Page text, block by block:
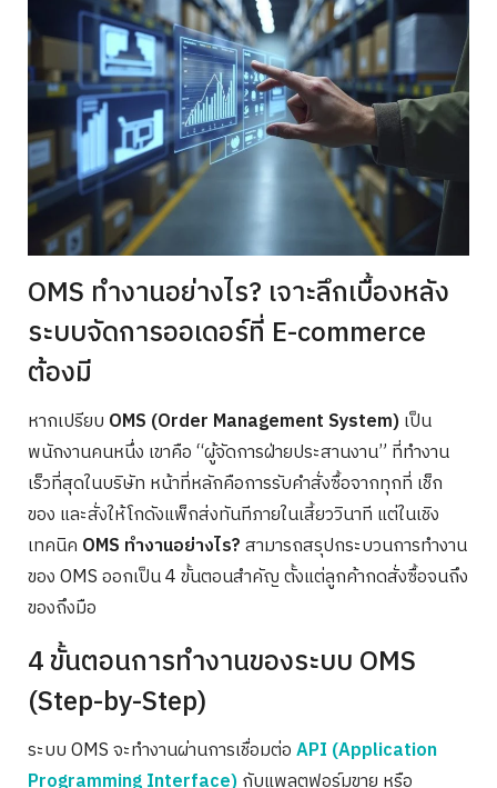
OMS ทำงานอย่างไร? เจาะลึกเบื้องหลัง
ระบบจัดการออเดอร์ที่ E-commerce
ต้องมี
หากเปรียบ OMS (Order Management System)เป็น
พนักงานคนหนึ่ง เขาคือ “ผู้จัดการฝ่ายประสานงาน” ที่ทำงาน
เร็วที่สุดในบริษัท หน้าที่หลักคือการรับคำสั่งซื้อจากทุกที่ เช็ก
ของ และสั่งให้โกดังแพ็กส่งทันทีภายในเสี้ยววินาที แต่ในเชิง
เทคนิค OMS ทำงานอย่างไร?สามารถสรุปกระบวนการทำงาน
ของ OMS ออกเป็น 4 ขั้นตอนสำคัญ ตั้งแต่ลูกค้ากดสั่งซื้อจนถึง
ของถึงมือ
4 ขั้นตอนการทำงานของระบบ OMS
(Step-by-Step)
ระบบ OMS จะทำงานผ่านการเชื่อมต่อAPI (Application
Programming Interface)กับแพลตฟอร์มขาย หรือ